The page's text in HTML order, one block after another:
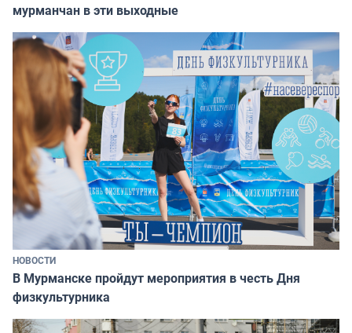
мурманчан в эти выходные
НОВОСТИ
В Мурманске пройдут мероприятия в честь Дня
физкультурника